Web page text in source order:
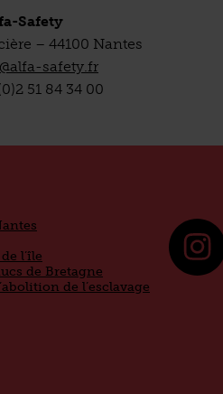
Safety
– 44100 Nantes
safety.fr
51 84 34 00
l’île
de Bretagne
de l’esclavage